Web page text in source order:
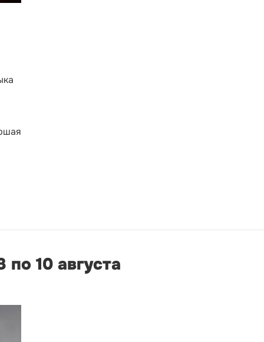
10 августа